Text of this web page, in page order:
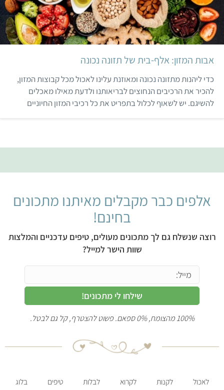
אבות המזון: אלף-בית של תזונה נכונה
כדי ליהנות מתזונה נכונה ומאוזנת עלינו לאכול מכל קבוצות המזון,
להכיר את הרכיבים הנחוצים לבריאותנו ולדעת מאילו מאכלים
להשיגם. יש לשאוף לכלול בתפריט את כל רכיבי המזון החיוניים
אלפים כבר מקבלים מאיתנו מתכונים
בחינם!
רוצה שנשלח גם לך מתכונים מעולים, טיפים עדכניים והמלצות
שוות הישר למייל?
שילחו לי מתכונים!
100% מהצומח, 0% ספאם. פשוט להצטרף, קל גם לבטל.
לאכול לקנות לקרוא לבלות טיפים בלוג